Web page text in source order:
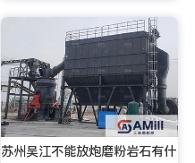
苏州吴江不能放炮磨粉岩石有什